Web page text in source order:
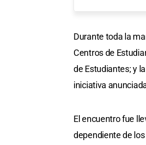
Durante toda la
Centros de
de Estudiantes; y
iniciativa
El encuentro fue
dependiente de